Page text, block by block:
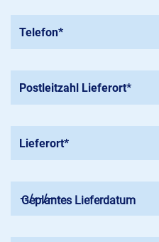
Geplantes Lieferdatum